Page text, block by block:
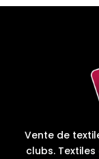
Vente de
clubs.